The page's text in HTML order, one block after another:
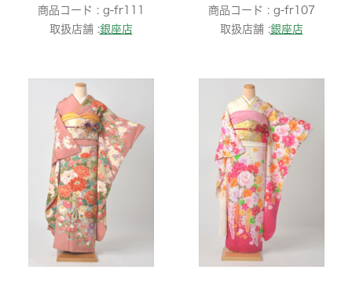
商品コード : g-fr111
取扱店舗 :銀座店
商品コード : g-fr107
取扱店舗 :銀座店